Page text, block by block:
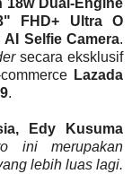
18w Dual-Engine
FHD+ Ultra O
Selfie Camera.
secara eksklusif
Lazada
.
Edy Kusuma
ini merupakan
lebih luas lagi.